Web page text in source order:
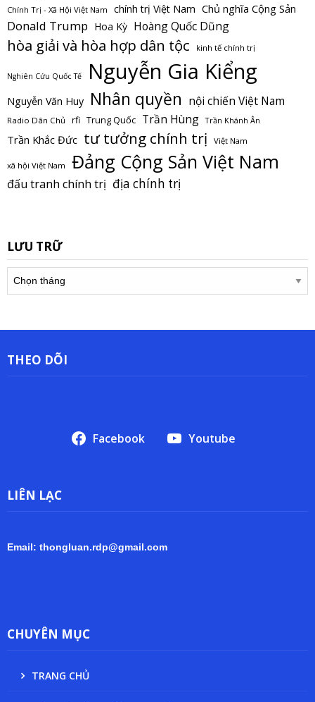
Chính Trị - Xã Hội Việt Nam chính trị Việt Nam Chủ nghĩa Cộng Sản
Donald Trump Hoa Kỳ Hoàng Quốc Dũng
hòa giải và hòa hợp dân tộc kinh tế chính trị
Nghiên Cứu Quốc Tế Nguyễn Gia Kiểng
Nguyễn Văn Huy Nhân quyền nội chiến Việt Nam
Radio Dân Chủ rfi Trung Quốc Trần Hùng Trần Khánh Ân
Trần Khắc Đức tư tưởng chính trị Việt Nam
xã hội Việt Nam Đảng Cộng Sản Việt Nam
đấu tranh chính trị địa chính trị
LƯU TRỮ
Lưu
trữ
THEO DÕI
Facebook Youtube
LIÊN LẠC
Email: thongluan.rdp@gmail.com
CHUYÊN MỤC
TRANG CHỦ